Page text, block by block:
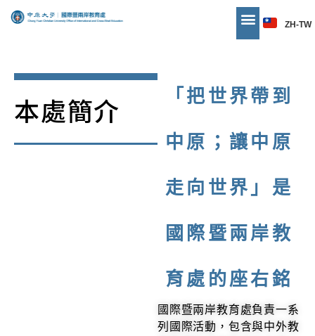
ZH-TW
本處簡介
「把世界帶到
中原；讓中原
走向世界」是
國際暨兩岸教
育處的座右銘
國際暨兩岸教育處負責一系
列國際活動，包含與中外教